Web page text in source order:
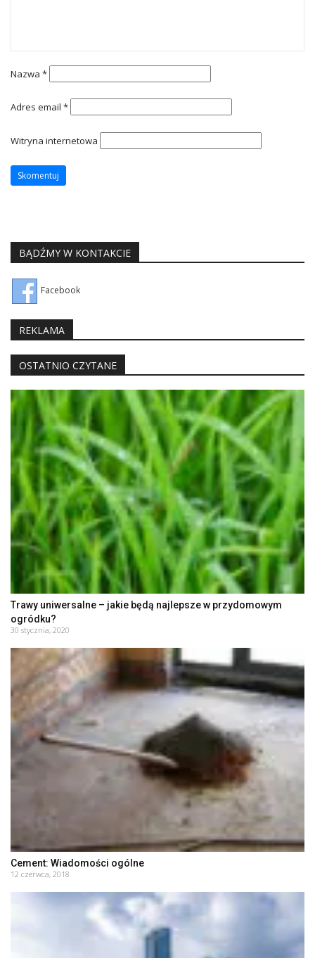
Nazwa *
Adres email *
Witryna internetowa
BĄDŹMY W KONTAKCIE
Facebook
REKLAMA
OSTATNIO CZYTANE
Trawy uniwersalne – jakie będą najlepsze w przydomowym
ogródku?
30 stycznia, 2020
Cement: Wiadomości ogólne
12 czerwca, 2018